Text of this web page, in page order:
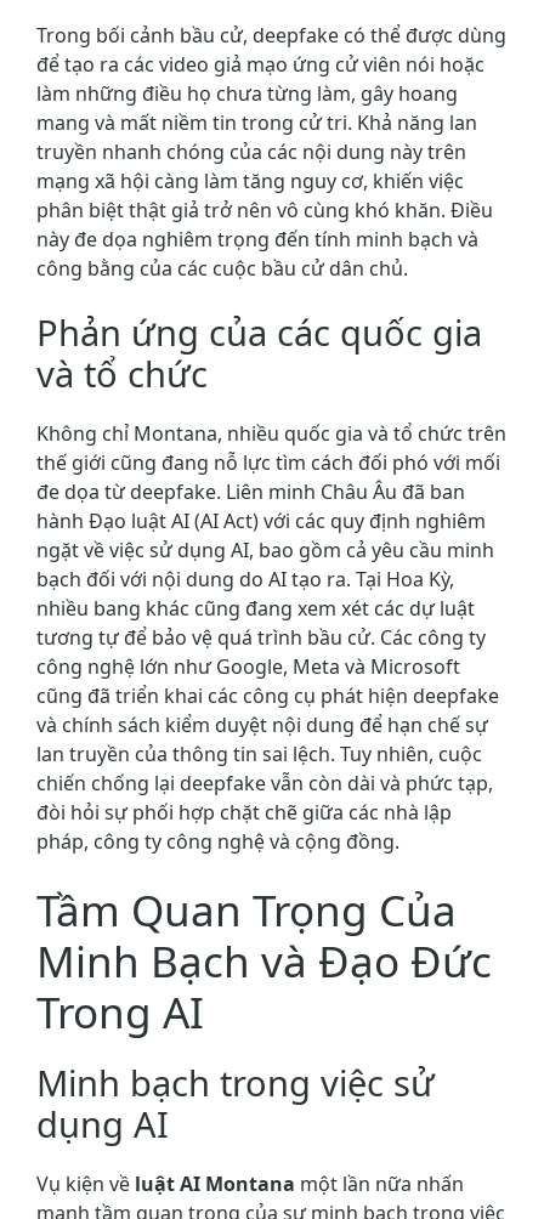
Trong bối cảnh bầu cử, deepfake có thể được dùng
để tạo ra các video giả mạo ứng cử viên nói hoặc
làm những điều họ chưa từng làm, gây hoang
mang và mất niềm tin trong cử tri. Khả năng lan
truyền nhanh chóng của các nội dung này trên
mạng xã hội càng làm tăng nguy cơ, khiến việc
phân biệt thật giả trở nên vô cùng khó khăn. Điều
này đe dọa nghiêm trọng đến tính minh bạch và
công bằng của các cuộc bầu cử dân chủ.
Phản ứng của các quốc gia
và tổ chức
Không chỉ Montana, nhiều quốc gia và tổ chức trên
thế giới cũng đang nỗ lực tìm cách đối phó với mối
đe dọa từ deepfake. Liên minh Châu Âu đã ban
hành Đạo luật AI (AI Act) với các quy định nghiêm
ngặt về việc sử dụng AI, bao gồm cả yêu cầu minh
bạch đối với nội dung do AI tạo ra. Tại Hoa Kỳ,
nhiều bang khác cũng đang xem xét các dự luật
tương tự để bảo vệ quá trình bầu cử. Các công ty
công nghệ lớn như Google, Meta và Microsoft
cũng đã triển khai các công cụ phát hiện deepfake
và chính sách kiểm duyệt nội dung để hạn chế sự
lan truyền của thông tin sai lệch. Tuy nhiên, cuộc
chiến chống lại deepfake vẫn còn dài và phức tạp,
đòi hỏi sự phối hợp chặt chẽ giữa các nhà lập
pháp, công ty công nghệ và cộng đồng.
Tầm Quan Trọng Của
Minh Bạch và Đạo Đức
Trong AI
Minh bạch trong việc sử
dụng AI
Vụ kiện về luật AI Montana một lần nữa nhấn
mạnh tầm quan trọng của sự minh bạch trong việc